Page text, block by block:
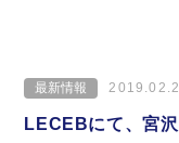
最新情報
LECEBにて、宮